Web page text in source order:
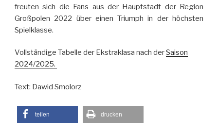
freuten sich die Fans aus der Hauptstadt der Region
Großpolen 2022 über einen Triumph in der höchsten
Spielklasse.
Vollständige Tabelle der Ekstraklasa nach derSaison
2024/2025.
Text: Dawid Smolorz
teilen drucken